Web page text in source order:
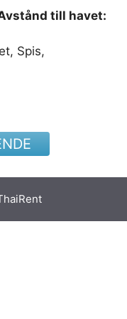
till havet:
Spis,